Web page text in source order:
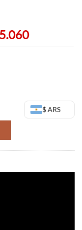
$ ARS
Good Smile Company